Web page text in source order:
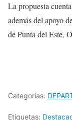
La propuesta
además del apoyo
de Punta del Este,
Categorías:
Etiquetas: